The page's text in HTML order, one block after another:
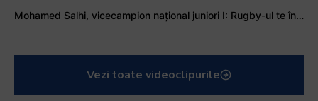
Mohamed Salhi, vicecampion național juniori I: Rugby-ul te învață să accepți și înfrângerile
Vezi toate videoclipurile